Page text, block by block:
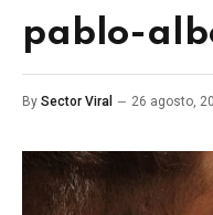
pablo-
By Sector Viral 26 agosto,